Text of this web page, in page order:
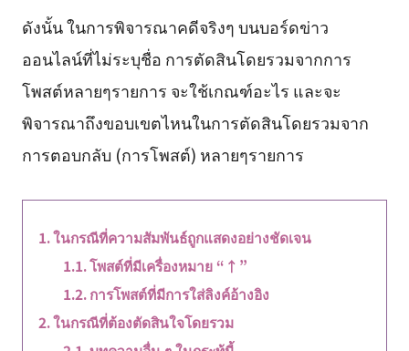
ดังนั้น ในการพิจารณาคดีจริงๆ บนบอร์ดข่าว
ออนไลน์ที่ไม่ระบุชื่อ การตัดสินโดยรวมจากการ
โพสต์หลายๆรายการ จะใช้เกณฑ์อะไร และจะ
พิจารณาถึงขอบเขตไหนในการตัดสินโดยรวมจาก
การตอบกลับ (การโพสต์) หลายๆรายการ
ในกรณีที่ความสัมพันธ์ถูกแสดงอย่างชัดเจน
โพสต์ที่มีเครื่องหมาย “↑”
การโพสต์ที่มีการใส่ลิงค์อ้างอิง
ในกรณีที่ต้องตัดสินใจโดยรวม